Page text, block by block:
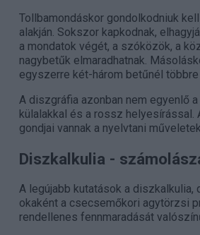
Tollbamondáskor gondolkodniuk
alakján. Sokszor kapkodnak,
a mondatok végét, a szóközök, a
nagybetűk elmaradhatnak.
egyszerre két-három betűnél
A diszgráfia azonban nem egyenlő
külalakkal és a rossz helyesírással.
gondjai vannak a nyelvtani
Diszkalkulia -
A legújabb kutatások a diszkalkulia,
okaként a csecsemőkori agytörzsi
rendellenes fennmaradását